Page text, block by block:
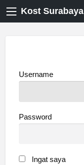
Kost Surabaya
Username
Password
Ingat saya